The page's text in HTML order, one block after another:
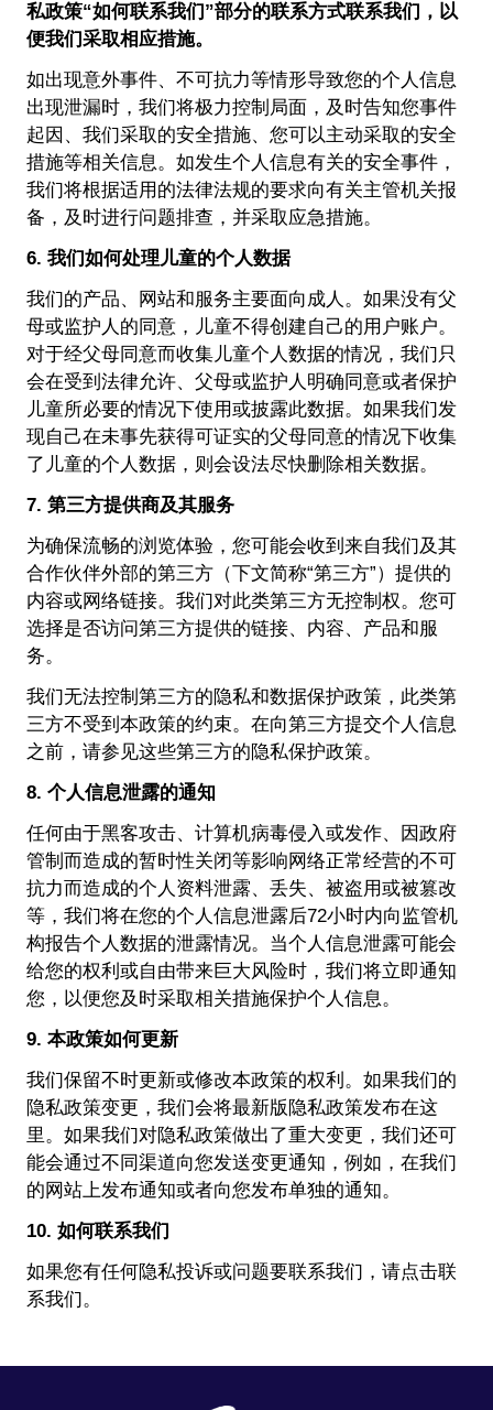
私政策“如何联系我们”部分的联系方式联系我们，以
便我们采取相应措施。
如出现意外事件、不可抗力等情形导致您的个人信息
出现泄漏时，我们将极力控制局面，及时告知您事件
起因、我们采取的安全措施、您可以主动采取的安全
措施等相关信息。如发生个人信息有关的安全事件，
我们将根据适用的法律法规的要求向有关主管机关报
备，及时进行问题排查，并采取应急措施。
6. 我们如何处理儿童的个人数据
我们的产品、网站和服务主要面向成人。如果没有父
母或监护人的同意，儿童不得创建自己的用户账户。
对于经父母同意而收集儿童个人数据的情况，我们只
会在受到法律允许、父母或监护人明确同意或者保护
儿童所必要的情况下使用或披露此数据。如果我们发
现自己在未事先获得可证实的父母同意的情况下收集
了儿童的个人数据，则会设法尽快删除相关数据。
7. 第三方提供商及其服务
为确保流畅的浏览体验，您可能会收到来自我们及其
合作伙伴外部的第三方（下文简称“第三方”）提供的
内容或网络链接。我们对此类第三方无控制权。您可
选择是否访问第三方提供的链接、内容、产品和服
务。
我们无法控制第三方的隐私和数据保护政策，此类第
三方不受到本政策的约束。在向第三方提交个人信息
之前，请参见这些第三方的隐私保护政策。
8. 个人信息泄露的通知
任何由于黑客攻击、计算机病毒侵入或发作、因政府
管制而造成的暂时性关闭等影响网络正常经营的不可
抗力而造成的个人资料泄露、丢失、被盗用或被篡改
等，我们将在您的个人信息泄露后72小时内向监管机
构报告个人数据的泄露情况。当个人信息泄露可能会
给您的权利或自由带来巨大风险时，我们将立即通知
您，以便您及时采取相关措施保护个人信息。
9. 本政策如何更新
我们保留不时更新或修改本政策的权利。如果我们的
隐私政策变更，我们会将最新版隐私政策发布在这
里。如果我们对隐私政策做出了重大变更，我们还可
能会通过不同渠道向您发送变更通知，例如，在我们
的网站上发布通知或者向您发布单独的通知。
10. 如何联系我们
如果您有任何隐私投诉或问题要联系我们，请点击联
系我们。